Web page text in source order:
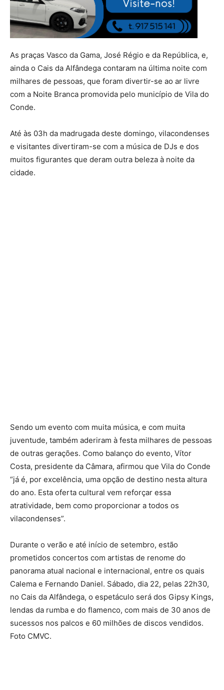
As praças Vasco da Gama, José Régio e da República, e,
ainda o Cais da Alfândega contaram na última noite com
milhares de pessoas, que foram divertir-se ao ar livre
com a Noite Branca promovida pelo município de Vila do
Conde.
Até às 03h da madrugada deste domingo, vilacondenses
e visitantes divertiram-se com a música de DJs e dos
muitos figurantes que deram outra beleza à noite da
cidade.
Sendo um evento com muita música, e com muita
juventude, também aderiram à festa milhares de pessoas
de outras gerações. Como balanço do evento, Vítor
Costa, presidente da Câmara, afirmou que Vila do Conde
“já é, por excelência, uma opção de destino nesta altura
do ano. Esta oferta cultural vem reforçar essa
atratividade, bem como proporcionar a todos os
vilacondenses”.
Durante o verão e até início de setembro, estão
prometidos concertos com artistas de renome do
panorama atual nacional e internacional, entre os quais
Calema e Fernando Daniel. Sábado, dia 22, pelas 22h30,
no Cais da Alfândega, o espetáculo será dos Gipsy Kings,
lendas da rumba e do flamenco, com mais de 30 anos de
sucessos nos palcos e 60 milhões de discos vendidos.
Foto CMVC.